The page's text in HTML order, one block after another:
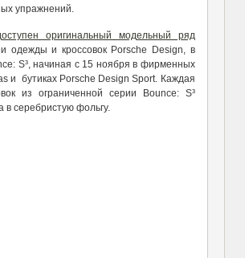
упражнений.
оригинальный модельный ряд
одежды и кроссовок Porsche Design, в
S³, начиная с 15 ноября в фирменных
и бутиках Porsche Design Sport. Каждая
из ограниченной серии Bounce: S³
в серебристую фольгу.